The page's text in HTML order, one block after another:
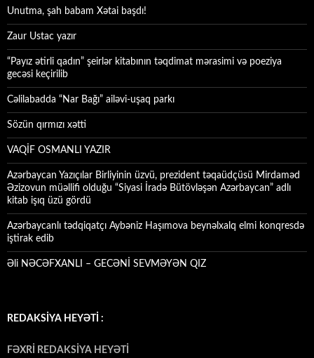
Unutma, şah babam Xətai başdı!
Zaur Ustac yazır
“Payız ətirli qadın” şeirlər kitabının təqdimat mərasimi və poeziya
gecəsi keçirilib
Cəlilabadda “Nar Bağı” ailəvi-uşaq parkı
Sözün qırmızı xətti
VAQİF OSMANLI YAZIR
Azərbaycan Yazıçılar Birliyinin üzvü, prezident təqaüdçüsü Mirdaməd
Əzizovun müəllifi olduğu “Siyasi İradə Bütövləşən Azərbaycan” adlı
kitab işıq üzü gördü
Azərbaycanlı tədqiqatçı Aybəniz Haşımova beynəlxalq elmi konqresdə
iştirak edib
Əli NƏCƏFXANLI – GECƏNİ SEVMƏYƏN QIZ
REDAKSİYA HEYƏTİ :
FƏXRİ REDAKSİYA HEYƏTİ